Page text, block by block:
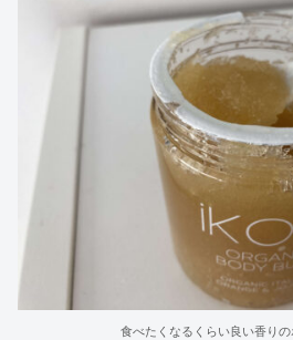
食べたくなるくらい良い香り